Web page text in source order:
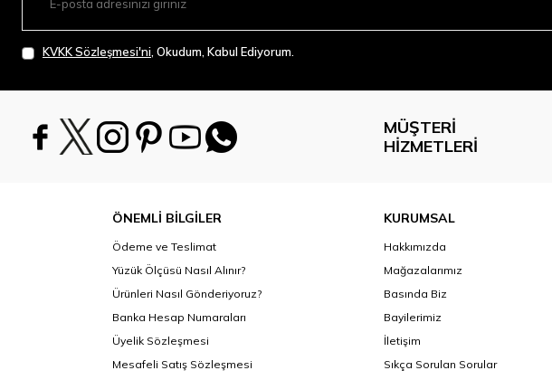
KVKK Sözleşmesi'ni , Okudum, Kabul Ediyorum.
MÜŞTERI
HIZMETLERI
ÖNEMLİ BİLGİLER
Ödeme ve Teslimat
Yüzük Ölçüsü Nasıl Alınır?
Ürünleri Nasıl Gönderiyoruz?
Banka Hesap Numaraları
Üyelik Sözleşmesi
Mesafeli Satış Sözleşmesi
KURUMSAL
Hakkımızda
Mağazalarımız
Basında Biz
Bayilerimiz
İletişim
Sıkça Sorulan Sorular